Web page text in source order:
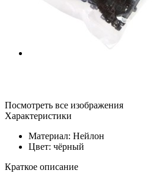
Посмотреть все изображения
Характеристики
Материал: Нейлон
Цвет: чёрный
Краткое описание